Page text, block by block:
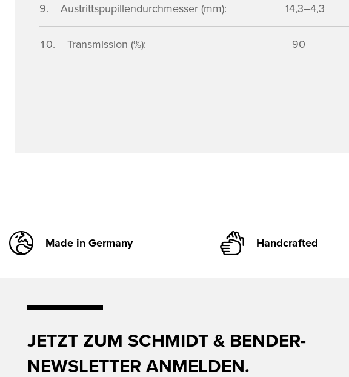
Austrittspupillendurchmesser (mm): 14,3–4,3
Transmission (%): 90
Made in Germany Handcrafted
JETZT ZUM SCHMIDT & BENDER-
NEWSLETTER ANMELDEN.